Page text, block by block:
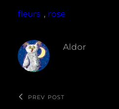
fleurs , rose
Aldor
PREV POST